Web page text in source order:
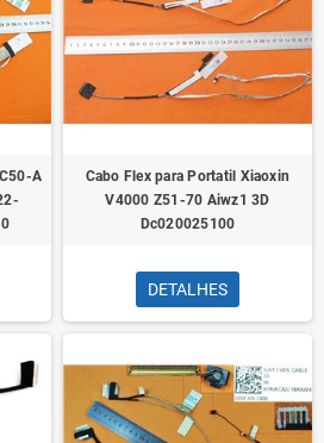
A
Cabo Flex para Portatil Xiaoxin
V4000 Z51-70 Aiwz1 3D
Dc020025100
DETALHES